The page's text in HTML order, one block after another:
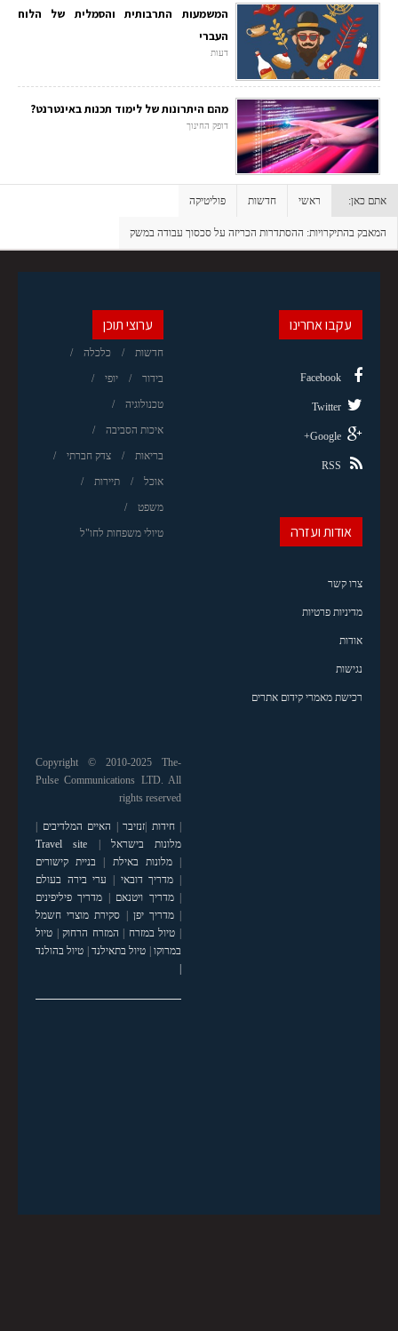
המשמעות התרבותית והסמלית של הלוח
העברי
דעות
מהם היתרונות של לימוד תכנות באינטרנט?
דופק החינוך
אתם כאן: ראשי חדשות פוליטיקה
המאבק בהתיקרויות: ההסתדרות הכריזה על סכסוך עבודה במשק
ערוצי תוכן
חדשות כלכלה
בידור יופי
טכנולוגיה
איכות הסביבה
בריאות צדק חברתי
אוכל תיירות
משפט
טיולי משפחות לחו"ל
עקבו אחרינו
Facebook
Twitter
Google+
RSS
אודות ועזרה
צרו קשר
מדיניות פרטיות
אודות
נגישות
רכישת מאמרי קידום אתרים
Copyright © 2010-2025 The-
Pulse Communications LTD. All
rights reserved
|חידות זנזיבר האיים המלדיבים
מלונות בישראל
Travel site
|מלונות באילת
בניית קישורים
מדריך דובאי
ערי בירה בעולם
|מדריך ויטנאם
מדריך פיליפינים
|מדריך יפן
סקירת מוצרי חשמל
טיול במזרח המזרח הרחוק| טיול
במרוקו| טיול בתאילנד| טיול בהולנד